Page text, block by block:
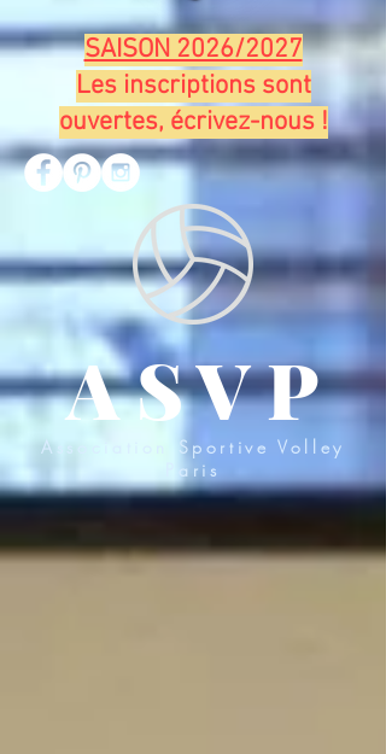
SAISON 2026/2027
Les inscriptions sont
ouvertes, écrivez-nous !
AS V P
Association Sportive Volley
Paris